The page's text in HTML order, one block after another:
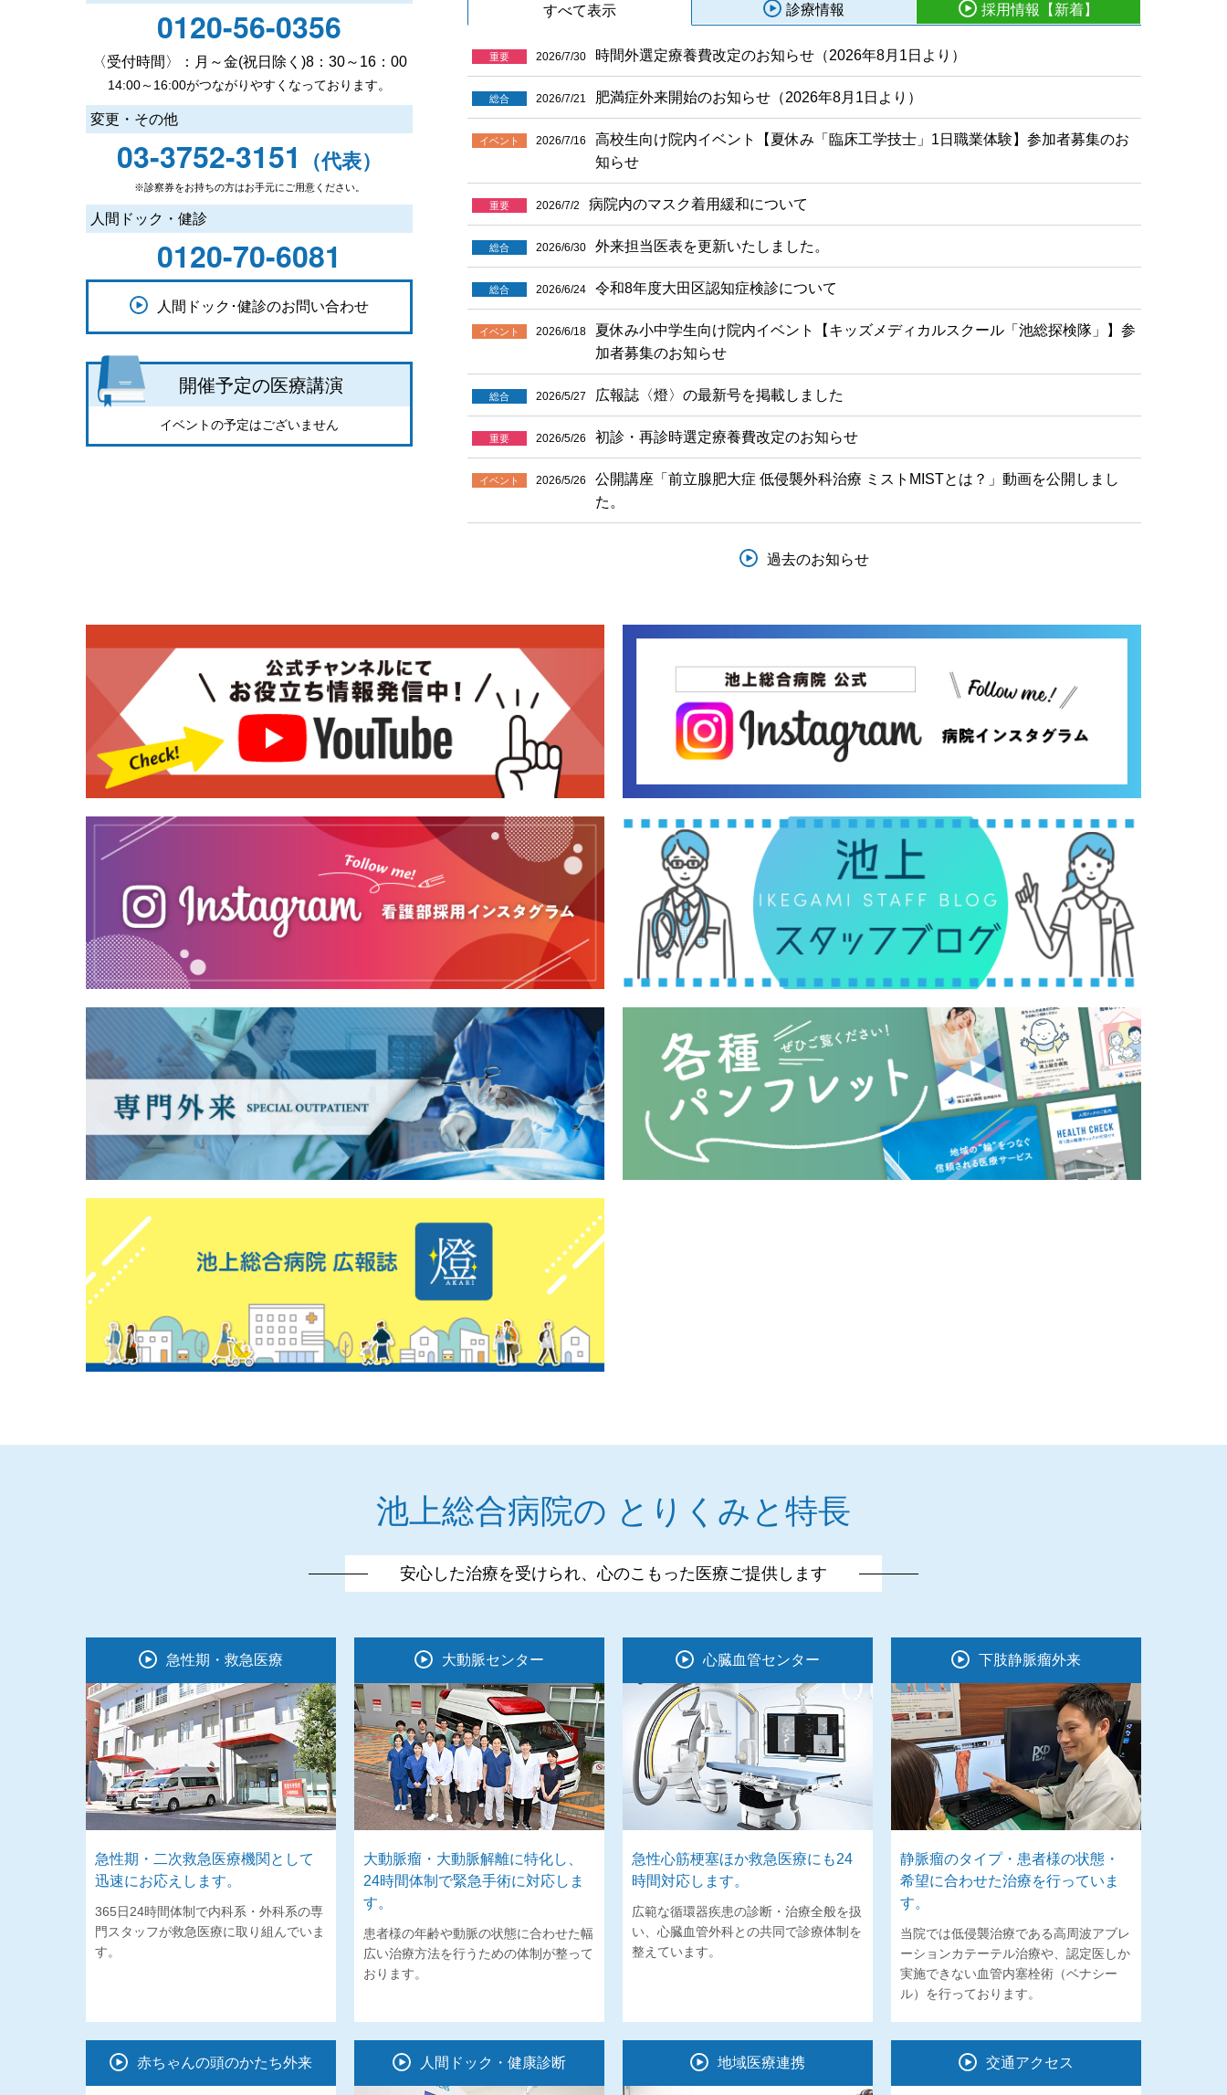
0120-56-0356
〈受付時間〉：月～金(祝日除く)8：30～16：00
14:00～16:00がつながりやすくなっております。
変更・その他
03-3752-3151 （代表）
※診察券をお持ちの方はお手元にご用意ください。
人間ドック・健診
0120-70-6081
人間ドック･健診のお問い合わせ
開催予定の医療講演
イベントの予定はございません
すべて表示 診療情報 採用情報 【新着】
重要 2026/7/30 時間外選定療養費改定のお知らせ（2026年8月1日より）
総合 2026/7/21 肥満症外来開始のお知らせ（2026年8月1日より）
イベント 2026/7/16
高校生向け院内イベント【夏休み「臨床工学技士」1日職業体験】参加者募集のお
知らせ
重要 2026/7/2 病院内のマスク着用緩和について
総合 2026/6/30 外来担当医表を更新いたしました。
総合 2026/6/24 令和8年度大田区認知症検診について
イベント 2026/6/18
夏休み小中学生向け院内イベント【キッズメディカルスクール「池総探検隊」】参
加者募集のお知らせ
総合 2026/5/27 広報誌〈燈〉の最新号を掲載しました
重要 2026/5/26 初診・再診時選定療養費改定のお知らせ
イベント 2026/5/26
公開講座「前立腺肥大症 低侵襲外科治療 ミストMISTとは？」動画を公開しまし
た。
過去のお知らせ
池上総合病院の とりくみと特長
安心した治療を受けられ、心のこもった医療ご提供します
急性期・救急医療
急性期・二次救急医療機関として
迅速にお応えします。
365日24時間体制で内科系・外科系の専
門スタッフが救急医療に取り組んでいま
す。
大動脈センター
大動脈瘤・大動脈解離に特化し、
24時間体制で緊急手術に対応しま
す。
患者様の年齢や動脈の状態に合わせた幅
広い治療方法を行うための体制が整って
おります。
心臓血管センター
急性心筋梗塞ほか救急医療にも24
時間対応します。
広範な循環器疾患の診断・治療全般を扱
い、心臓血管外科との共同で診療体制を
整えています。
下肢静脈瘤外来
静脈瘤のタイプ・患者様の状態・
希望に合わせた治療を行っていま
す。
当院では低侵襲治療である高周波アブレ
ーションカテーテル治療や、認定医しか
実施できない血管内塞栓術（ベナシー
ル）を行っております。
赤ちゃんの頭のかたち外来 人間ドック・健康診断 地域医療連携 交通アクセス